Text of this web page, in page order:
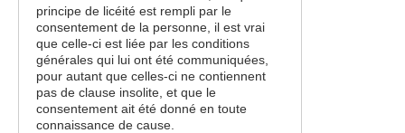
principe de licéité est rempli par le
consentement de la personne, il est vrai
que celle-ci est liée par les conditions
générales qui lui ont été communiquées,
pour autant que celles-ci ne contiennent
pas de clause insolite, et que le
consentement ait été donné en toute
connaissance de cause.